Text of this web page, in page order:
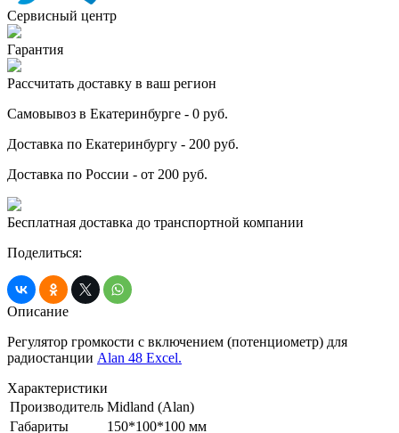
Сервисный центр
Гарантия
Рассчитать доставку в ваш регион
Самовывоз в Екатеринбурге - 0 руб.
Доставка по Екатеринбургу - 200 руб.
Доставка по России - от 200 руб.
Бесплатная доставка до транспортной компании
Поделиться:
Описание
Регулятор громкости с включением (потенциометр) для
радиостанции Alan 48 Excel.
Характеристики
Производитель Midland (Alan)
Габариты
150*100*100 мм